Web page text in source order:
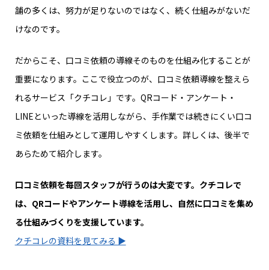
舗の多くは、努力が足りないのではなく、続く仕組みがないだ
けなのです。
だからこそ、口コミ依頼の導線そのものを仕組み化することが
重要になります。ここで役立つのが、口コミ依頼導線を整えら
れるサービス「クチコレ」です。QRコード・アンケート・
LINEといった導線を活用しながら、手作業では続きにくい口コ
ミ依頼を仕組みとして運用しやすくします。詳しくは、後半で
あらためて紹介します。
口コミ依頼を毎回スタッフが行うのは大変です。クチコレで
は、QRコードやアンケート導線を活用し、自然に口コミを集め
る仕組みづくりを支援しています。
クチコレの資料を見てみる ▶